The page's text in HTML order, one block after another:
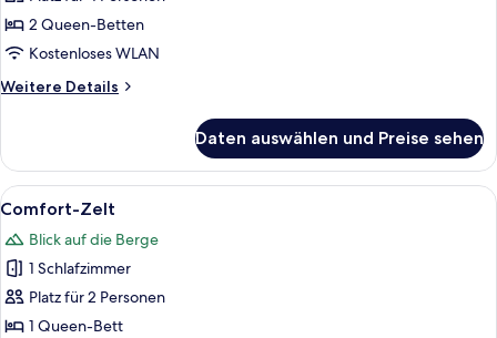
2 Schlafzimmer,
Nichtraucher,
anzeigen
2 Queen-Betten
Kostenloses WLAN
Weitere Details
Weitere
Chalet,
2 Schlafzimmer,
Nichtraucher,
Daten auswählen und Preise sehen
Alle
Fotos
für
Comfort-
Zelt
anzeigen
Ein gemütliches Zeltunterkunft mit
33
Comfort-Zelt
Blick auf die Berge
1 Schlafzimmer
Platz für 2 Personen
1 Queen-Bett